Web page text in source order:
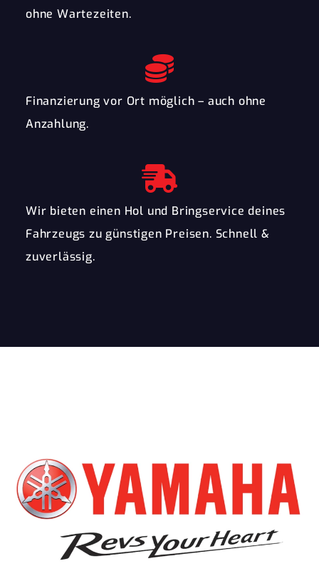
ohne Wartezeiten.
Finanzierung vor Ort möglich – auch ohne
Anzahlung.
Wir bieten einen Hol und Bringservice deines
Fahrzeugs zu günstigen Preisen. Schnell &
zuverlässig.